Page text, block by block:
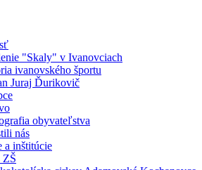
"Skaly" v Ivanovciach
ivanovského športu
Juraj Ďurikovič
obyvateľstva
nás
a inštitúcie
ZŠ